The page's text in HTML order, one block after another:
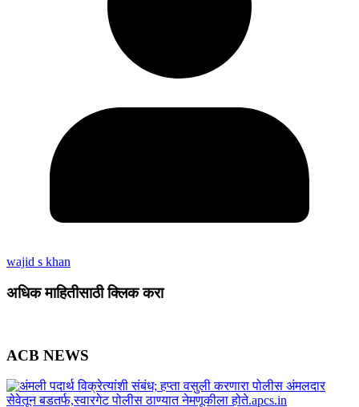
wajid s khan
अधिक माहितीसाठी क्लिक करा
ACB NEWS